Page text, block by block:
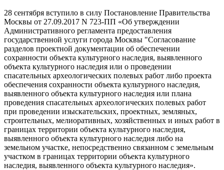
28 сентября вступило в силу Постановление Правительства
Москвы от 27.09.2017 N 723-ПП «Об утверждении
Административного регламента предоставления
государственной услуги города Москвы "Согласование
разделов проектной документации об обеспечении
сохранности объекта культурного наследия, выявленного
объекта культурного наследия или о проведении
спасательных археологических полевых работ либо проекта
обеспечения сохранности объекта культурного наследия,
выявленного объекта культурного наследия или плана
проведения спасательных археологических полевых работ
при проведении изыскательских, проектных, земляных,
строительных, мелиоративных, хозяйственных и иных работ в
границах территории объекта культурного наследия,
выявленного объекта культурного наследия либо на
земельном участке, непосредственно связанном с земельным
участком в границах территории объекта культурного
наследия, выявленного объекта культурного наследия».